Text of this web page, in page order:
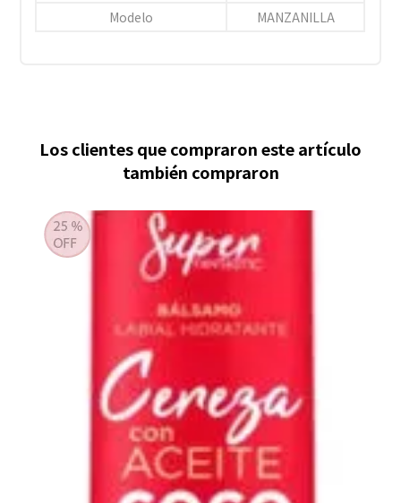
Modelo
MANZANILLA
Los clientes que compraron este artículo
también compraron